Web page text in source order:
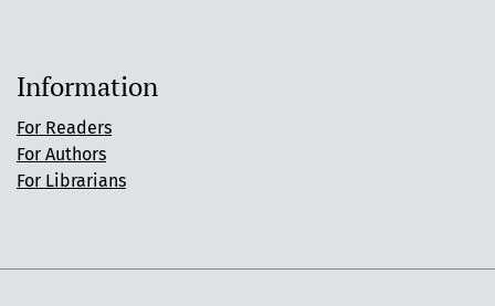
Information
For Readers
For Authors
For Librarians